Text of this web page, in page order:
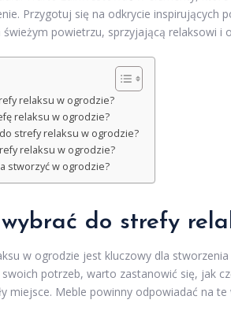
Przygotuj się na odkrycie inspirujących
powietrzu, sprzyjającą relaksowi i
relaksu w ogrodzie?
relaksu w ogrodzie?
strefy relaksu w ogrodzie?
relaksu w ogrodzie?
stworzyć w ogrodzie?
do strefy
w ogrodzie jest kluczowy dla
swoich potrzeb, warto zastanowić się, jak
miejsce. Meble powinny odpowiadać na